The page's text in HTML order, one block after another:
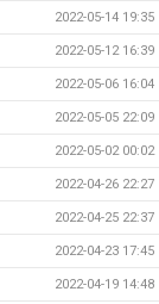
2022-05-14 19:35
2022-05-12 16:39
2022-05-06 16:04
2022-05-05 22:09
2022-05-02 00:02
2022-04-26 22:27
2022-04-25 22:37
2022-04-23 17:45
2022-04-19 14:48